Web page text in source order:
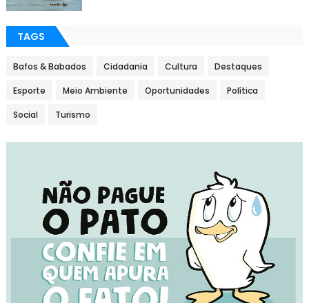
TAGS
Bafos & Babados Cidadania Cultura Destaques
Esporte Meio Ambiente Oportunidades Política
Social Turismo